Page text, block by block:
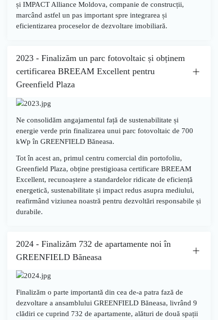
și IMPACT Alliance Moldova, companie de construcții,
marcând astfel un pas important spre integrarea și
eficientizarea proceselor de dezvoltare imobiliară.
2023 - Finalizăm un parc fotovoltaic și obținem
certificarea BREEAM Excellent pentru
Greenfield Plaza
Ne consolidăm angajamentul față de sustenabilitate și
energie verde prin finalizarea unui parc fotovoltaic de 700
kWp în GREENFIELD Băneasa.
Tot în acest an, primul centru comercial din portofoliu,
Greenfield Plaza, obține prestigioasa certificare BREEAM
Excellent, recunoaștere a standardelor ridicate de eficiență
energetică, sustenabilitate și impact redus asupra mediului,
reafirmând viziunea noastră pentru dezvoltări responsabile și
durabile.
2024 - Finalizăm 732 de apartamente noi în
GREENFIELD Băneasa
Finalizăm o parte importantă din cea de-a patra fază de
dezvoltare a ansamblului GREENFIELD Băneasa, livrând 9
clădiri ce cuprind 732 de apartamente, alături de două spații